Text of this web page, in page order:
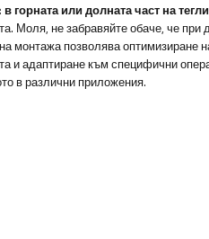
горната или долната част на
Моля, не забравяйте обаче, че
монтажа позволява оптимизиране
и адаптиране към специфични
в различни приложения.